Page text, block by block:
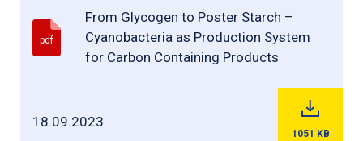
pdf
From Glycogen to Poster Starch –
Cyanobacteria as Production System
for Carbon Containing Products
18.09.2023
1051 KB